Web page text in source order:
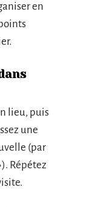
en
lieu, puis
une
(par
Répétez